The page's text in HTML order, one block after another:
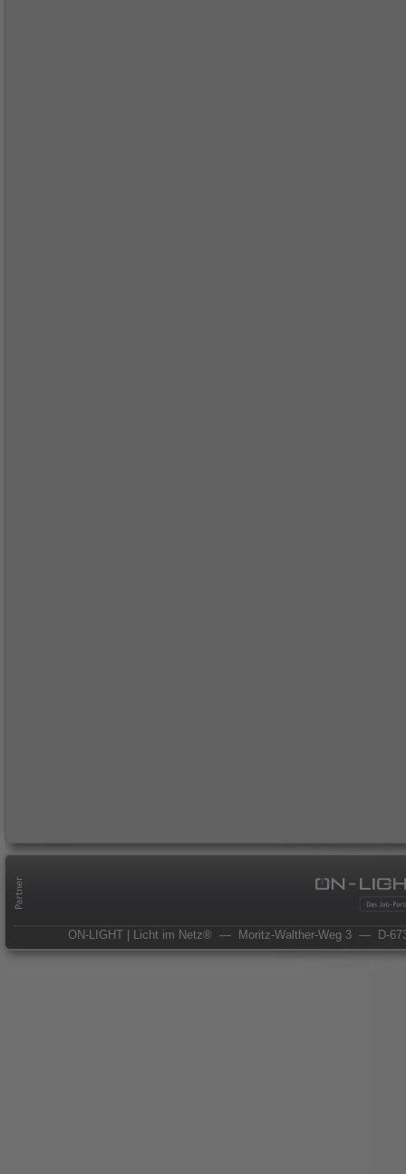
ON-LIGHT | Licht im Netz® — Moritz-Walther-Weg 3 — D-